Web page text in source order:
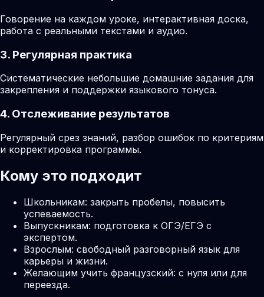
Говорение на каждом уроке, интерактивная доска,
работа с реальными текстами и аудио.
3. Регулярная практика
Систематические небольшие домашние задания для
закрепления и поддержки языкового тонуса.
4. Отслеживание результатов
Регулярный срез знаний, разбор ошибок по критериям
и корректировка программы.
Кому это подходит
Школьникам: закрыть пробелы, повысить
успеваемость.
Выпускникам: подготовка к ОГЭ/ЕГЭ с
экспертом.
Взрослым: свободный разговорный язык для
карьеры и жизни.
Желающим учить французский: с нуля или для
переезда.